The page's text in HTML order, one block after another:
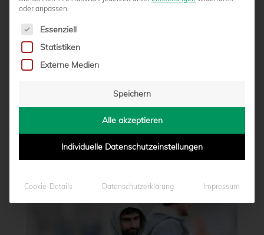
oder anpassen.
Es folgt eine Liste der Service-Gruppen, für die eine
Essenziell
Statistiken
Externe Medien
Speichern
Alle akzeptieren
Individuelle Datenschutzeinstellungen
Cookie-Details Datenschutzerklärung Impressum